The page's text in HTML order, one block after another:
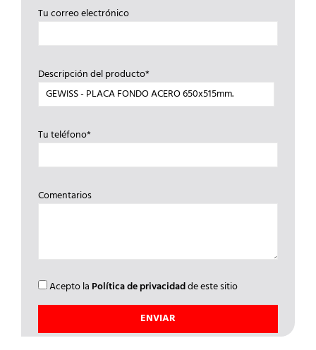
Tu correo electrónico
Descripción del producto*
Tu teléfono*
Comentarios
Acepto la Política de privacidadde este sitio